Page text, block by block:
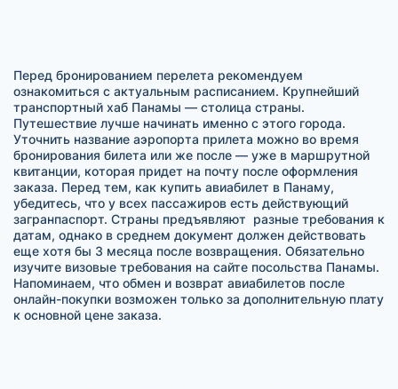
Перед бронированием перелета рекомендуем
ознакомиться с актуальным расписанием. Крупнейший
транспортный хаб Панамы — столица страны.
Путешествие лучше начинать именно с этого города.
Уточнить название аэропорта прилета можно во время
бронирования билета или же после — уже в маршрутной
квитанции, которая придет на почту после оформления
заказа. Перед тем, как купить авиабилет в Панаму,
убедитесь, что у всех пассажиров есть действующий
загранпаспорт. Страны предъявляют разные требования к
датам, однако в среднем документ должен действовать
еще хотя бы 3 месяца после возвращения. Обязательно
изучите визовые требования на сайте посольства Панамы.
Напоминаем, что обмен и возврат авиабилетов после
онлайн-покупки возможен только за дополнительную плату
к основной цене заказа.